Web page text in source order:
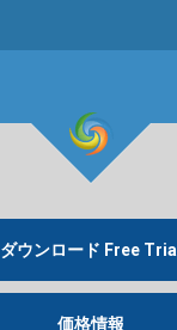
ダウンロード Free Trial
価格情報